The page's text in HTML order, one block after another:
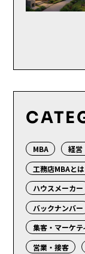
MBA 経営
工務店MBAとは
ハウスメーカー
バックナンバー
集客・マーケテ
営業・接客